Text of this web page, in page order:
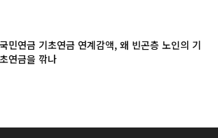
국민연금 기초연금 연계감액, 왜 빈곤층 노인의 기
초연금을 깎나